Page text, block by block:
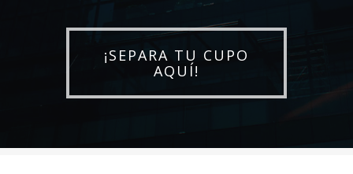
¡SEPARA TU CUPO
AQUÍ!